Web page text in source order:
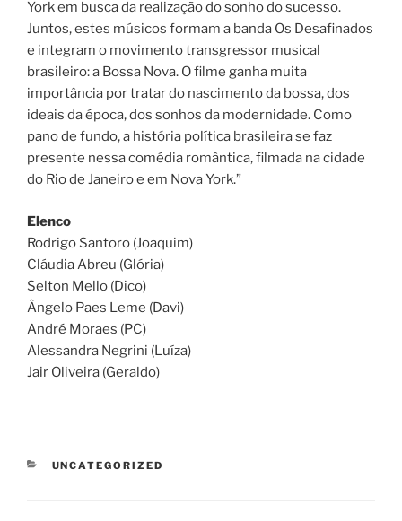
York em busca da realização do sonho do sucesso.
Juntos, estes músicos formam a banda Os Desafinados
e integram o movimento transgressor musical
brasileiro: a Bossa Nova. O filme ganha muita
importância por tratar do nascimento da bossa, dos
ideais da época, dos sonhos da modernidade. Como
pano de fundo, a história política brasileira se faz
presente nessa comédia romântica, filmada na cidade
do Rio de Janeiro e em Nova York.”
Elenco
Rodrigo Santoro (Joaquim)
Cláudia Abreu (Glória)
Selton Mello (Dico)
Ângelo Paes Leme (Davi)
André Moraes (PC)
Alessandra Negrini (Luíza)
Jair Oliveira (Geraldo)
CATEGORIAS
UNCATEGORIZED